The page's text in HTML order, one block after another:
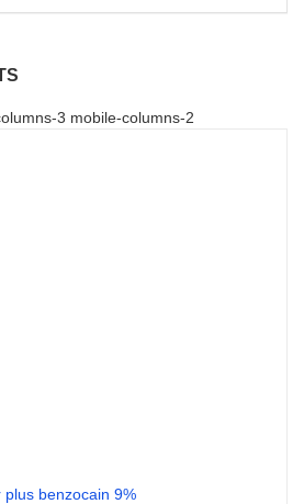
3 mobile-columns-2
benzocain 9%